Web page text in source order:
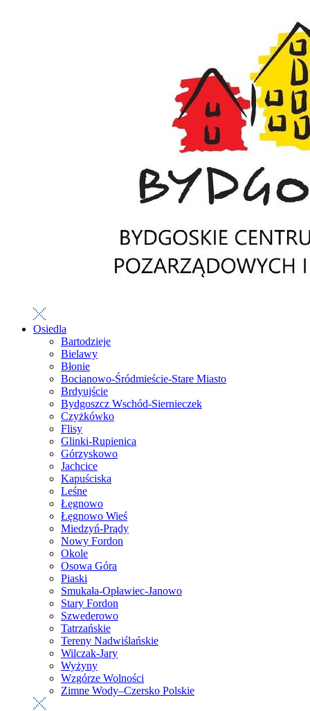
Osiedla
Bartodzieje
Bielawy
Błonie
Bocianowo-Śródmieście-Stare Miasto
Brdyujście
Bydgoszcz Wschód-Siernieczek
Czyżkówko
Flisy
Glinki-Rupienica
Górzyskowo
Jachcice
Kapuściska
Leśne
Łęgnowo
Łęgnowo Wieś
Miedzyń-Prądy
Nowy Fordon
Okole
Osowa Góra
Piaski
Smukała-Opławiec-Janowo
Stary Fordon
Szwederowo
Tatrzańskie
Tereny Nadwiślańskie
Wilczak-Jary
Wyżyny
Wzgórze Wolności
Zimne Wody–Czersko Polskie